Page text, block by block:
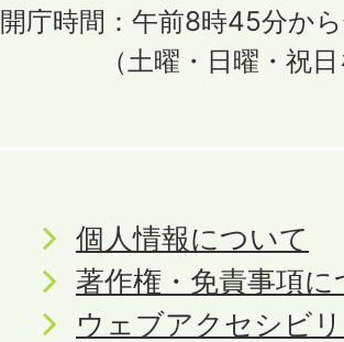
開庁時間：午前8時45分か
（土曜・日曜・祝
個人情報について
著作権・免責事項
ウェブアクセシビ